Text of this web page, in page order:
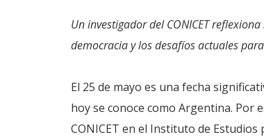
Un investigador del CONICET
democracia y los desafíos actuales
El 25 de mayo es una fecha
hoy se conoce como Argentina. Por
CONICET en el Instituto de Estudios